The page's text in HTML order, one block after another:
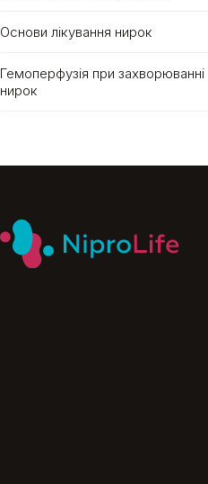
Основи лікування нирок
Гемоперфузія при захворюванні
нирок